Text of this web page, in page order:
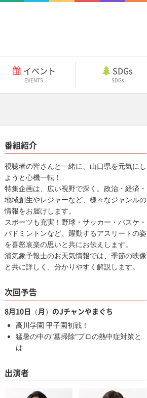
イベント
EVENTS
SDGs
SDGs
番組紹介
視聴者の皆さんと一緒に、山口県を元気にし
ようと心機一転！
特集企画は、広い視野で深く。政治・経済・
地域創生やレジャーなど、様々なジャンルの
情報をお届けします。
スポーツも充実！野球・サッカー・バスケ・
バドミントンなど、躍動するアスリートの姿
を喜怒哀楽の思いと共にお伝えします。
浦気象予報士のお天気情報では、季節の映像
と共に詳しく、分かりやすく解説します。
次回予告
8月10日（月）のJチャンやまぐち
高川学園 甲子園初戦！
猛暑の中の“墓掃除”プロの熱中症対策と
は
出演者